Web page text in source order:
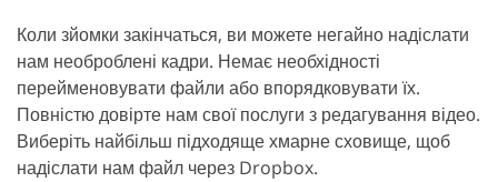
Коли зйомки закінчаться, ви можете негайно надіслати
нам необроблені кадри. Немає необхідності
перейменовувати файли або впорядковувати їх.
Повністю довірте нам свої послуги з редагування відео.
Виберіть найбільш підходяще хмарне сховище, щоб
надіслати нам файл через Dropbox.